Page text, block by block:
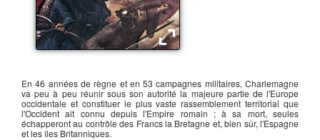
En 46 années de règne et en 53 campagnes militaires, Charlemagne
va peu à peu réunir sous son autorité la majeure partie de l'Europe
occidentale et constituer le plus vaste rassemblement territorial que
l'Occident ait connu depuis l'Empire romain ; à sa mort, seules
échapperont au contrôle des Francs la Bretagne et, bien sûr, l'Espagne
et les îles Britanniques.